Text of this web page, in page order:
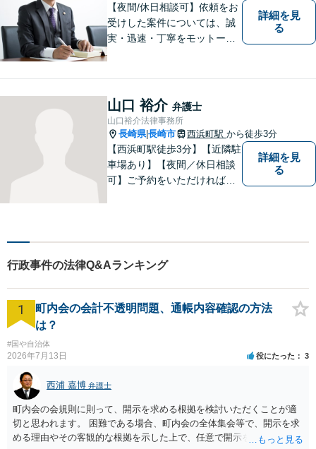
【夜間/休日相談可】依頼をお
受けした案件については、誠
実・迅速・丁寧をモットーに
談にお越しください。
詳細を見
る
山口 裕介 弁護士
山口裕介法律事務所
長崎県|長崎市 西浜町駅 から徒歩3分
【西浜町駅徒歩3分】【近隣駐
車場あり】【夜間／休日相談
可】ご予約をいただければ、
にご相談ください。
詳細を見
る
行政事件の法律Q&Aランキング
1
町内会の会計不透明問題、通帳内容確認の方法
は？
#国や自治体
2026年7月13日 役にたった 3
西浦 嘉博 弁護士
町内会の会規則に則って、開示を求める根拠を検討いただくことが適
切と思われます。 困難である場合、町内会の全体集会等で、開示を求
める理由やその客観的な根拠を示した上で、任意で開示を求めること